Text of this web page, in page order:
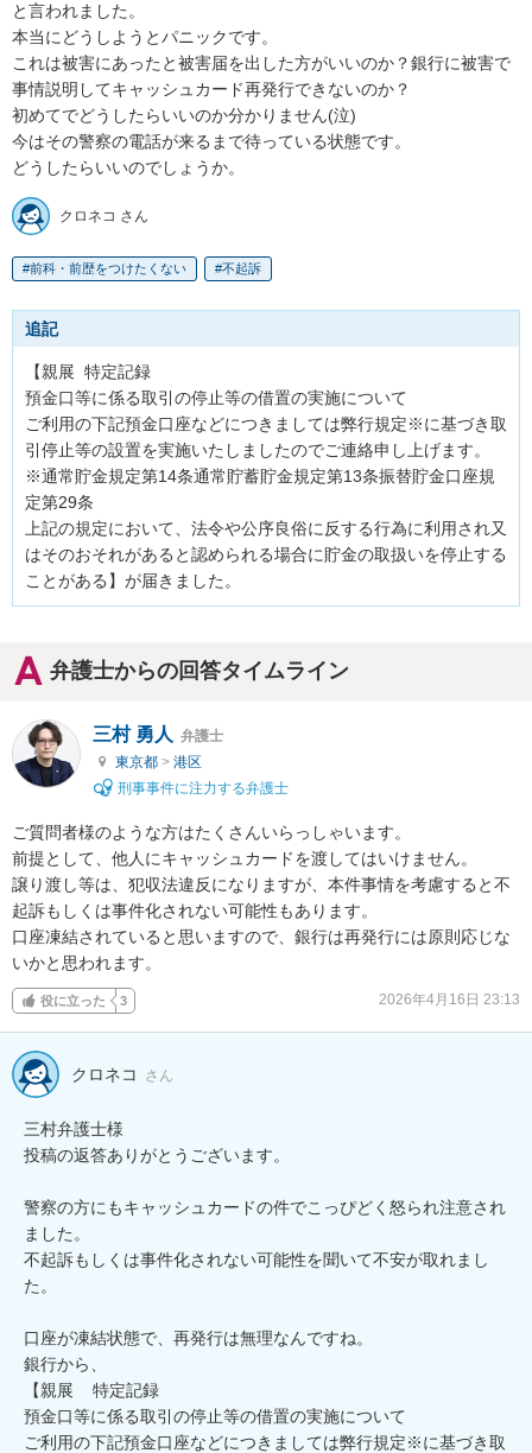
と言われました。
本当にどうしようとパニックです。
これは被害にあったと被害届を出した方がいいのか？銀行に被害で
事情説明してキャッシュカード再発行できないのか？
初めてでどうしたらいいのか分かりません(泣)
今はその警察の電話が来るまで待っている状態です。
どうしたらいいのでしょうか。
クロネコ さん
前科・前歴をつけたくない 不起訴
追記
【親展  特定記録
預金口等に係る取引の停止等の借置の実施について
ご利用の下記預金口座などにつきましては弊行規定※に基づき取
引停止等の設置を実施いたしましたのでご連絡申し上げます。
※通常貯金規定第14条通常貯蓄貯金規定第13条振替貯金口座規
定第29条
上記の規定において、法令や公序良俗に反する行為に利用され又
はそのおそれがあると認められる場合に貯金の取扱いを停止する
ことがある】が届きました。
弁護士からの回答タイムライン
三村 勇人 弁護士
東京都 > 港区
刑事事件に注力する弁護士
ご質問者様のような方はたくさんいらっしゃいます。
前提として、他人にキャッシュカードを渡してはいけません。
譲り渡し等は、犯収法違反になりますが、本件事情を考慮すると不
起訴もしくは事件化されない可能性もあります。
口座凍結されていると思いますので、銀行は再発行には原則応じな
いかと思われます。
役に立った 3 2026年4月16日 23:13
クロネコ さん
三村弁護士様
投稿の返答ありがとうございます。
警察の方にもキャッシュカードの件でこっぴどく怒られ注意され
ました。
不起訴もしくは事件化されない可能性を聞いて不安が取れまし
た。
口座が凍結状態で、再発行は無理なんですね。
銀行から、
【親展    特定記録
預金口等に係る取引の停止等の借置の実施について
ご利用の下記預金口座などにつきましては弊行規定※に基づき取